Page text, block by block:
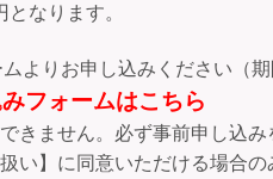
なります。
ムよりお申し込みください（
フォームはこちら
きません。必ず事前申し込み
い】に同意いただける場合の